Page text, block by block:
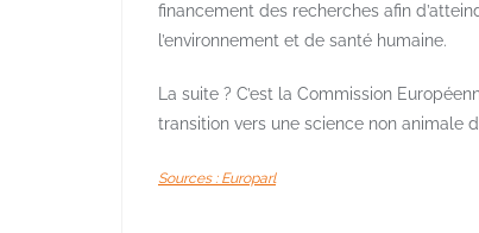
financement des recherches afin
l’environnement et de santé humaine.
La suite ? C’est la Commission
transition vers une science non animale
Sources : Europarl